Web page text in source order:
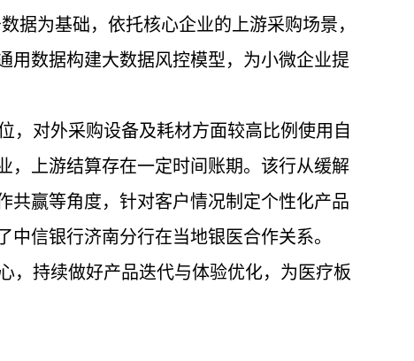
为基础，依托核心企业的上游采购场景，
用数据构建大数据风控模型，为小微企业提
对外采购设备及耗材方面较高比例使用自
，上游结算存在一定时间账期。该行从缓解
共赢等角度，针对客户情况制定个性化产品
信银行济南分行在当地银医合作关系。
持续做好产品迭代与体验优化，为医疗板